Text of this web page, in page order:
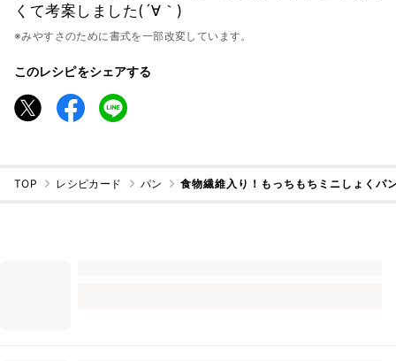
くて考案しました(´∀｀)
※みやすさのために書式を一部改変しています。
このレシピをシェアする
TOP レシピカード パン 食物繊維入り！もっちもちミニしょくパ